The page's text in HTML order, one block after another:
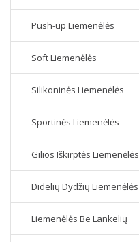
Push-up Liemenėlės
Soft Liemenėlės
Silikoninės Liemenėlės
Sportinės Liemenėlės
Gilios Iškirptės Liemenėlės
Didelių Dydžių Liemenėlės
Liemenėlės Be Lankelių